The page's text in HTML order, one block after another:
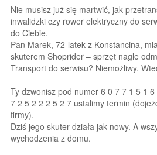
Nie musisz już się martwić, jak
inwalidzki czy rower elektryczny do
do Ciebie.
Pan Marek, 72-latek z Konstancina,
skuterem Shoprider – sprzęt nagle
Transport do serwisu? Niemożliwy.
Ty dzwonisz pod numer 6 0 7 7 1 5 1 6
7 2 5 2 2 2 5 2 7 ustalimy termin
firmy).
Dziś jego skuter działa jak nowy. A
wychodzenia z domu.